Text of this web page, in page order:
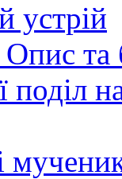
устрій
Опис та
поділ